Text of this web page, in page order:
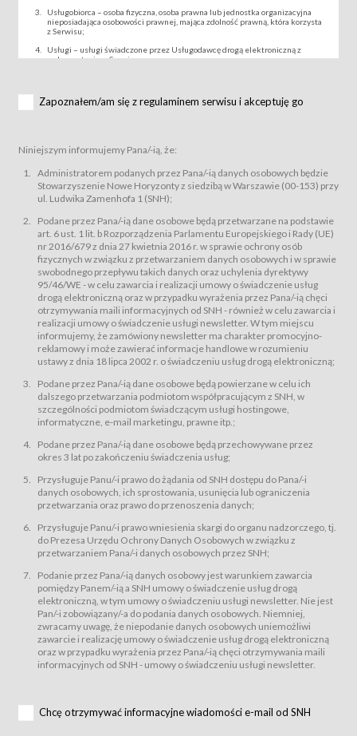
Usługobiorca – osoba fizyczna, osoba prawna lub jednostka organizacyjna
nieposiadająca osobowości prawnej, mająca zdolność prawną, która korzysta
z Serwisu;
Usługi – usługi świadczone przez Usługodawcę drogą elektroniczną z
wykorzystaniem Serwisu;
za pośrednictwem Serwisu;
podmiotom z branży mediów i filmowej (Akredytacje);
Bilety – wybrane dokumenty potwierdzające zawarcie umowy z
Usługodawcą i uprawniające do wzięcia udziału w Wydarzeniu,
przewidziane przez Usługodawcę dla danego Wydarzenia, tj. uprawniające
do uczestnictwa w wielu albo w pojedynczych seansach filmowych,
Sklep – sklep internetowy prowadzony przez Usługodawcę w Serwisie;
Regulamin – niniejszy regulamin.
§ 2
Postanowienia ogólne
Regulamin określa zasady:
świadczenia Usługobiorcom Usług przez Usługodawcę, z
zastrzeżeniem usług, o których mowa w ust. 2 pkt. 4 i 5 poniżej, których
zasady świadczenia precyzują odrębne regulaminy,
przetwarzania przez Usługodawcę danych osobowych Usługobiorców
będących osobami fizycznymi.
świadczy Usługi drogą elektroniczną w rozumieniu ustawy z dnia 18 lipca
2002 r. o świadczeniu usług drogą elektroniczną (Dz.U. z 2002 r., Nr 144, poz.
1204, z późń. zm.). Usługi świadczone są nieodpłatnie.
usługę przeglądania i odczytywania przez Usługobiorców materiałów
zamieszczanych w Serwisie,
usługę utrzymywania konta użytkownika w Serwisie,
usługę newsletter,
usługę zawierania na odległość umów nabycia Karnetów i Biletów,
usługę zawierania na odległość umów sprzedaży w Sklepie.
dnia 18 lipca 2002 r. o świadczeniu usług drogą elektroniczną (Dz.U. z 2002
r., Nr 144, poz. 1204, z późń. zm.). Usługi świadczone są nieodpłatnie.
Na zasadach określonych w Regulaminie dostęp do Serwisu jest otwarty dla
Usługobiorca przed rozpoczęciem korzystania z Serwisu jest zobowiązany
zapoznać się z Regulaminem. Założenie konta w Serwisie oraz zamówienie
usługi newsletter za pośrednictwem przeznaczonego do tego formularza
zamieszczonego na stronach Serwisu dostępnych dla wszystkich
Usługobiorców wymaga akceptacji postanowień Regulaminu.
Usługobiorca zobowiązany jest do przestrzegania postanowień Regulaminu
od chwili rozpoczęcia korzystania z Serwisu.
Regulamin jest udostępniony Usługobiorcom nieodpłatnie za
Warunki techniczne korzystania z Usług
Zapoznałem/am się z regulaminem serwisu i akceptuję go
Niniejszym informujemy Pana/-ią, że:
Administratorem podanych przez Pana/-ią danych osobowych będzie
Stowarzyszenie Nowe Horyzonty z siedzibą w Warszawie (00-153) przy
ul. Ludwika Zamenhofa 1 (SNH);
Podane przez Pana/-ią dane osobowe będą przetwarzane na podstawie
art. 6 ust. 1 lit. b Rozporządzenia Parlamentu Europejskiego i Rady (UE)
nr 2016/679 z dnia 27 kwietnia 2016 r. w sprawie ochrony osób
fizycznych w związku z przetwarzaniem danych osobowych i w sprawie
swobodnego przepływu takich danych oraz uchylenia dyrektywy
95/46/WE - w celu zawarcia i realizacji umowy o świadczenie usług
drogą elektroniczną oraz w przypadku wyrażenia przez Pana/-ią chęci
otrzymywania maili informacyjnych od SNH - również w celu zawarcia i
realizacji umowy o świadczenie usługi newsletter. W tym miejscu
informujemy, że zamówiony newsletter ma charakter promocyjno-
reklamowy i może zawierać informacje handlowe w rozumieniu
ustawy z dnia 18 lipca 2002 r. o świadczeniu usług drogą elektroniczną;
Podane przez Pana/-ią dane osobowe będą powierzane w celu ich
dalszego przetwarzania podmiotom współpracującym z SNH, w
szczególności podmiotom świadczącym usługi hostingowe,
informatyczne, e-mail marketingu, prawne itp.;
Podane przez Pana/-ią dane osobowe będą przechowywane przez
okres 3 lat po zakończeniu świadczenia usług;
Przysługuje Panu/-i prawo do żądania od SNH dostępu do Pana/-i
danych osobowych, ich sprostowania, usunięcia lub ograniczenia
przetwarzania oraz prawo do przenoszenia danych;
Przysługuje Panu/-i prawo wniesienia skargi do organu nadzorczego, tj.
do Prezesa Urzędu Ochrony Danych Osobowych w związku z
przetwarzaniem Pana/-i danych osobowych przez SNH;
Podanie przez Pana/-ią danych osobowy jest warunkiem zawarcia
pomiędzy Panem/-ią a SNH umowy o świadczenie usług drogą
elektroniczną, w tym umowy o świadczeniu usługi newsletter. Nie jest
Pan/-i zobowiązany/-a do podania danych osobowych. Niemniej,
zwracamy uwagę, że niepodanie danych osobowych uniemożliwi
zawarcie i realizację umowy o świadczenie usług drogą elektroniczną
oraz w przypadku wyrażenia przez Pana/-ią chęci otrzymywania maili
informacyjnych od SNH - umowy o świadczeniu usługi newsletter.
Chcę otrzymywać informacyjne wiadomości e-mail od SNH